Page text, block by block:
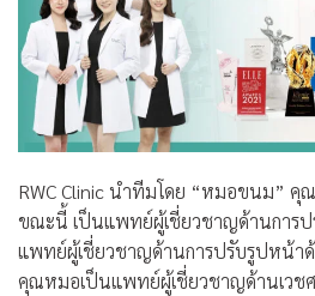
RWC Clinic นำทีมโดย “หมอขนม” คุ
ขณะนี้ เป็นแพทย์ผู้เชี่ยวชาญด้านการป
แพทย์ผู้เชี่ยวชาญด้านการปรับรูปหน้า
คุณหมอเป็นแพทย์ผู้เชี่ยวชาญด้านเวชศ